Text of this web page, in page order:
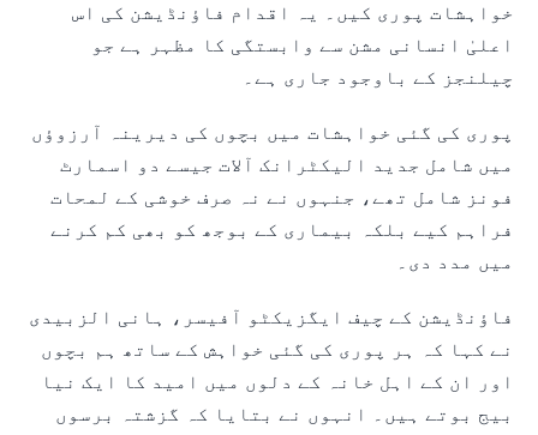
خواہشات پوری کیں۔ یہ اقدام فاؤنڈیشن کی اس
اعلیٰ انسانی مشن سے وابستگی کا مظہر ہے جو
چیلنجز کے باوجود جاری ہے۔
پوری کی گئی خواہشات میں بچوں کی دیرینہ آرزوؤں
میں شامل جدید الیکٹرانک آلات جیسے دو اسمارٹ
فونز شامل تھے، جنہوں نے نہ صرف خوشی کے لمحات
فراہم کیے بلکہ بیماری کے بوجھ کو بھی کم کرنے
میں مدد دی۔
فاؤنڈیشن کے چیف ایگزیکٹو آفیسر، ہانی الزبیدی
نے کہا کہ ہر پوری کی گئی خواہش کے ساتھ ہم بچوں
اور ان کے اہل خانہ کے دلوں میں امید کا ایک نیا
بیج بوتے ہیں۔ انہوں نے بتایا کہ گزشتہ برسوں